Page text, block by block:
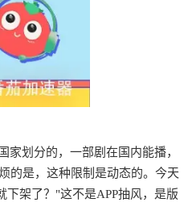
划分的，一部剧在国内能播，
的是，这种限制是动态的。今天
架了？"这不是APP抽风，是版